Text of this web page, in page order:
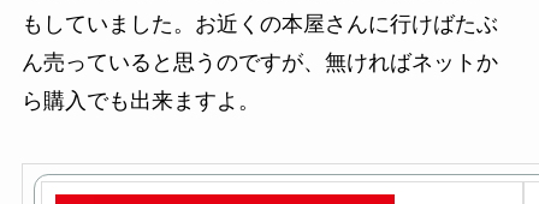
もしていました。お近くの本屋さんに行けばたぶ
ん売っていると思うのですが、無ければネットか
ら購入でも出来ますよ。